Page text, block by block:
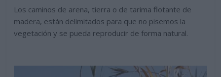
Los caminos de arena, tierra o de tarima flotante de
madera, están delimitados para que no pisemos la
vegetación y se pueda reproducir de forma natural.